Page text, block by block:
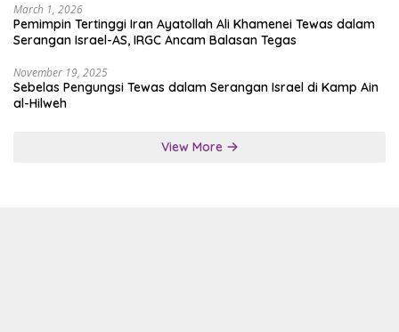
March 1, 2026
Pemimpin Tertinggi Iran Ayatollah Ali Khamenei Tewas dalam
Serangan Israel-AS, IRGC Ancam Balasan Tegas
November 19, 2025
Sebelas Pengungsi Tewas dalam Serangan Israel di Kamp Ain
al-Hilweh
View More